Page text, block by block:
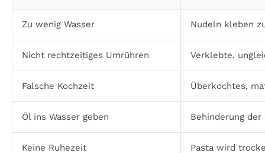
Zu wenig Wasser Nudeln kleben
Nicht rechtzeitiges Umrühren Verklebte,
Falsche Kochzeit Überkochtes,
Öl ins Wasser geben Behinderung der
Keine Ruhezeit Pasta wird